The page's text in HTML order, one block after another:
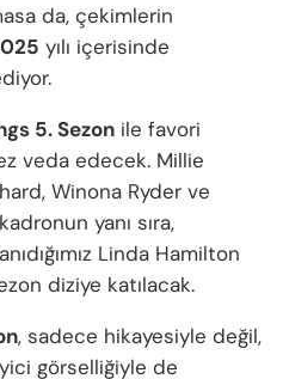
da, çekimlerin
yılı içerisinde
5. Sezon ile favori
veda edecek. Millie
Winona Ryder ve
yanı sıra,
Linda Hamilton
diziye katılacak.
, sadece hikayesiyle değil,
görselliğiyle de